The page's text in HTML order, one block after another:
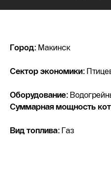
Город: Макинск
Сектор экономики:
Оборудование:
Суммарная мощность
Вид топлива: Газ